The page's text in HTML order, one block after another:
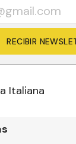
RECIBIR
Italiana